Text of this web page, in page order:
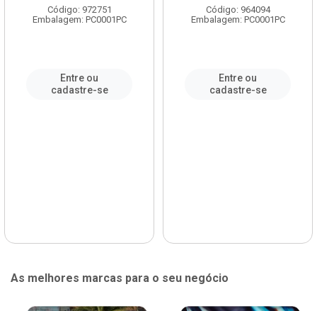
Código: 972751
Embalagem: PC0001PC
Entre ou
cadastre-se
Código: 964094
Embalagem: PC0001PC
Entre ou
cadastre-se
As melhores marcas para o seu negócio